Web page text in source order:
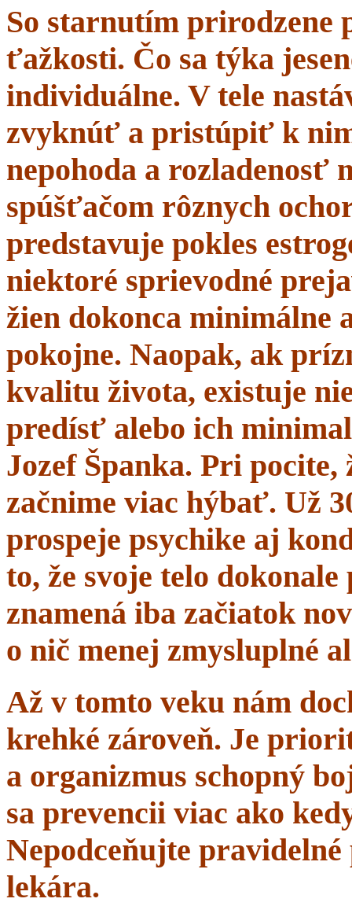
So starnutím prirodzene
ťažkosti. Čo sa týka
individuálne. V tele
zvyknúť a pristúpiť k
nepohoda a
spúšťačom rôznych
predstavuje pokles
niektoré sprievodné
žien dokonca minimálne
pokojne. Naopak, ak
kvalitu života, existuje
predísť alebo ich
Jozef Španka. Pri
začnime viac hýbať. Už
prospeje psychike aj
to, že svoje telo dokonale
znamená iba začiatok
o nič menej zmysluplné
Až v tomto veku nám
krehké zároveň. Je
a organizmus schopný
sa prevencii viac ako
Nepodceňujte
lekára.